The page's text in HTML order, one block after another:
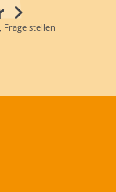
Frage stellen